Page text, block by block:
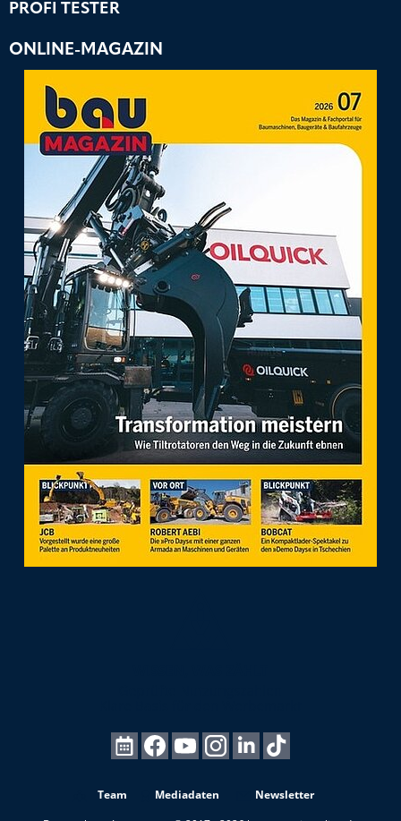
PROFI TESTER
ONLINE-MAGAZIN
Team Mediadaten
Newsletter